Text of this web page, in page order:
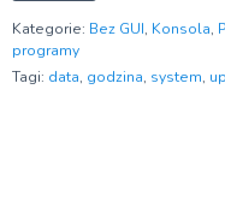
Kategorie: Bez GUI, Konsola,
programy
Tagi: data, godzina, system,